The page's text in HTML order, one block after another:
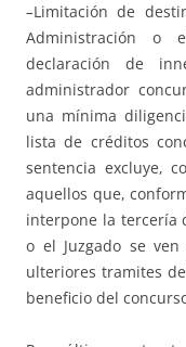
–Limitación de
Administración o
declaración de
administrador
una mínima
lista de créditos
sentencia excluye,
aquellos que,
interpone la tercería
o el Juzgado se
ulteriores tramites
beneficio del